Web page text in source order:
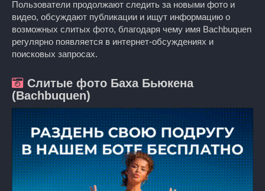
Пользователи продолжают следить за новыми фото и
видео, обсуждают публикации и ищут информацию о
возможных слитых фото, благодаря чему имя Bachbuquen
регулярно появляется в интернет-обсуждениях и
поисковых запросах.
Слитые фото Баха Бьюкена
(Bachbuquen)